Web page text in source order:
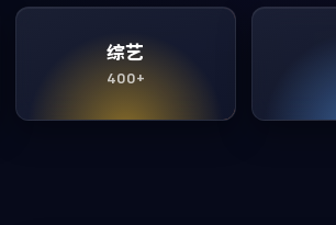
综艺
400+